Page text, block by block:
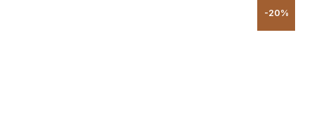
-20%